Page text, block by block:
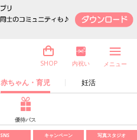
赤ちゃん・育児 妊活
SHOP 内祝い メニュー
優待パス
SNS キャンペーン 写真スタジオ